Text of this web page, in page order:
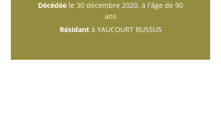
Décédée le 30 décembre 2020, à l'âge de 90
ans
Résidantà YAUCOURT BUSSUS